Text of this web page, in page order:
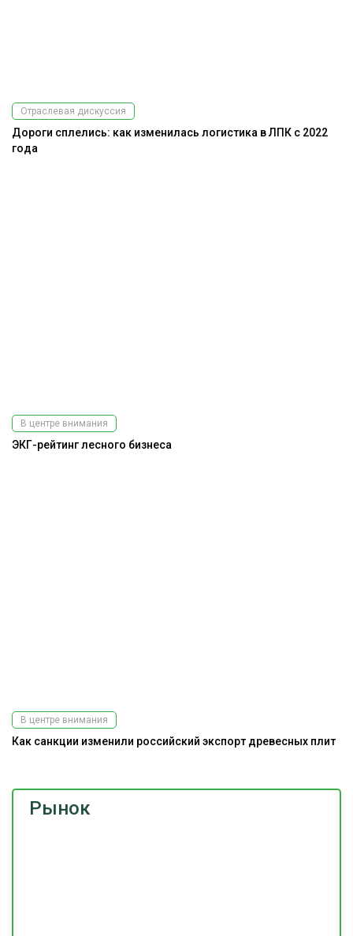
Рынок
Отраслевая дискуссия
Дороги сплелись: как изменилась логистика в ЛПК с 2022
года
В центре внимания
ЭКГ-рейтинг лесного бизнеса
В центре внимания
Как санкции изменили российский экспорт древесных плит